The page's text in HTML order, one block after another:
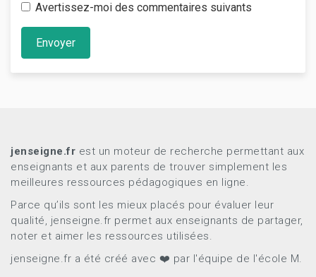
Avertissez-moi des commentaires suivants
Envoyer
jenseigne.fr est un moteur de recherche permettant aux
enseignants et aux parents de trouver simplement les
meilleures ressources pédagogiques en ligne.
Parce qu’ils sont les mieux placés pour évaluer leur
qualité, jenseigne.fr permet aux enseignants de partager,
noter et aimer les ressources utilisées.
jenseigne.fr a été créé avec ❤️ par l'équipe de l'école M.